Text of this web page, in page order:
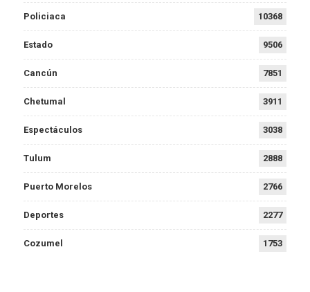
Policiaca 10368
Estado 9506
Cancún 7851
Chetumal 3911
Espectáculos 3038
Tulum 2888
Puerto Morelos 2766
Deportes 2277
Cozumel 1753